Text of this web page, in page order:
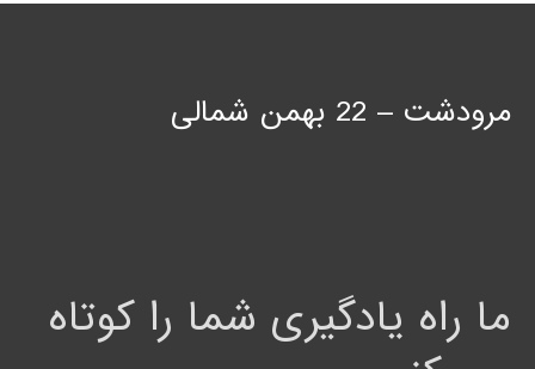
مرودشت – 22 بهمن شمالی
ما راه یادگیری شما را کوتاه